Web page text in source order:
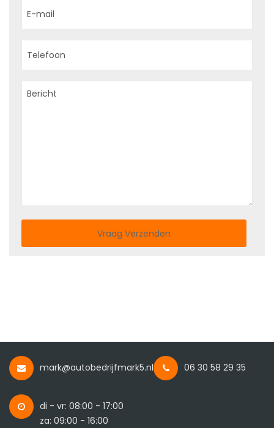
Vraag Verzenden
mark@autobedrijfmark5.nl 06 30 58 29 35
di - vr: 08:00 - 17:00
za: 09:00 - 16:00